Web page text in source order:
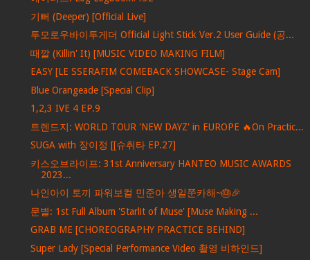
기뻐 (Deeper) [Official Live]
투모로우바이투게더 Official Light Stick Ver.2 User Guide (공...
때깔 (Killin' It) [MUSIC VIDEO MAKING FILM]
EASY [LE SSERAFIM COMEBACK SHOWCASE- Stage Cam]
Blue Orangeade [Special Clip]
1,2,3 IVE 4 EP.9
트렌드지: WORLD TOUR 'NEW DAYZ' in EUROPE 🔥On Practic...
SUGA with 장이정 [[슈취타 EP.27]
키스오브라이프: 31st Anniversary HANTEO MUSIC AWARDS
2023...
나인아이 토끼 파워보컬 민준아 생일쭌카해~🎂🎉
문별: 1st Full Album 'Starlit of Muse' [Muse Making ...
GRAB ME [CHOREOGRAPHY PRACTICE BEHIND]
Super Lady [Special Performance Video 촬영 비하인드]